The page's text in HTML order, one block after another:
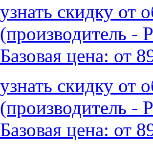
узнать скидку от
(производитель -
Базовая цена: от
узнать скидку от
(производитель -
Базовая цена: от